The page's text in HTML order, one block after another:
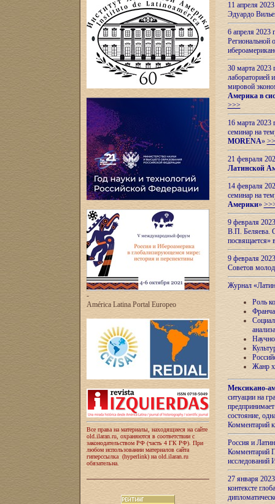
-
América Latina Portal Europeo
Все права на материалы, находящиеся на сайте
old.ilaran.ru, охраняются в соответствии с
законодательством РФ (часть 4 ГК РФ). При
любом использовании материалов сайта
гиперссылка (hyperlink) на old.ilaran.ru
обязательна.
11 апреля
Эдуардо
6 апреля
Региональной
30 марта 2023
лабораторией
мировой
Америка в
>>>
16 марта 2023
семинар на
MORENA»
21 февраля
Латинской
14 февраля
семинар на
Америки»
9 февраля
В.П. Беляева.
посвящается»
9 февраля
Советов
Журнал
Роль
анализа
Жанр
Мексикано-
ситуации на
состояние,
Комментарий
Россия и
Комментарий
27 января
контексте